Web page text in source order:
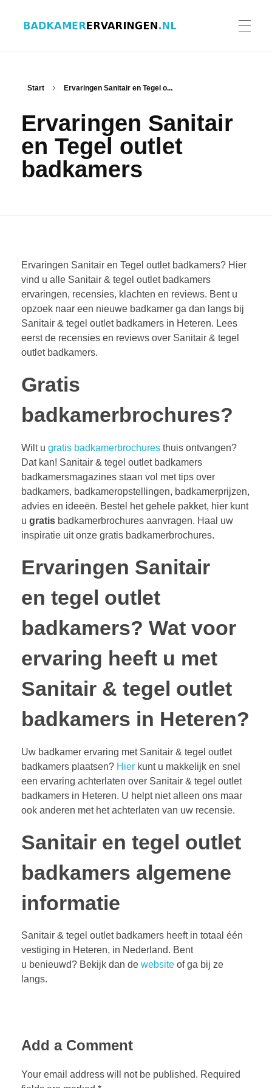
ERVARINGEN BADKAMERS
BADKAMERERVARING DELEN
CONTACT
Start Ervaringen Sanitair en Tegel o...
Ervaringen Sanitair
en Tegel outlet
badkamers
Ervaringen Sanitair en Tegel outlet badkamers? Hier
vind u alle Sanitair & tegel outlet badkamers
ervaringen, recensies, klachten en reviews. Bent u
opzoek naar een nieuwe badkamer ga dan langs bij
Sanitair & tegel outlet badkamers in Heteren. Lees
eerst de recensies en reviews over Sanitair & tegel
outlet badkamers.
Gratis
badkamerbrochures?
Wilt u gratis badkamerbrochures thuis ontvangen?
Dat kan! Sanitair & tegel outlet badkamers
badkamersmagazines staan vol met tips over
badkamers, badkameropstellingen, badkamerprijzen,
advies en ideeën. Bestel het gehele pakket, hier kunt
u gratis badkamerbrochures aanvragen. Haal uw
inspiratie uit onze gratis badkamerbrochures.
Ervaringen Sanitair
en tegel outlet
badkamers? Wat voor
ervaring heeft u met
Sanitair & tegel outlet
badkamers in Heteren?
Uw badkamer ervaring met Sanitair & tegel outlet
badkamers plaatsen? Hier kunt u makkelijk en snel
een ervaring achterlaten over Sanitair & tegel outlet
badkamers in Heteren. U helpt niet alleen ons maar
ook anderen met het achterlaten van uw recensie.
Sanitair en tegel outlet
badkamers algemene
informatie
Sanitair & tegel outlet badkamers heeft in totaal één
vestiging in Heteren, in Nederland. Bent
u benieuwd? Bekijk dan de website of ga bij ze
langs.
Add a Comment
Your email address will not be published. Required